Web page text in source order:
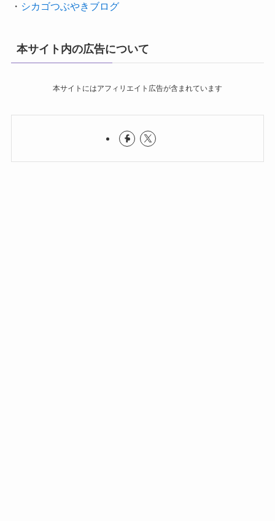
・ シカゴつぶやきブログ
本サイト内の広告について
本サイトにはアフィリエイト広告が含まれています